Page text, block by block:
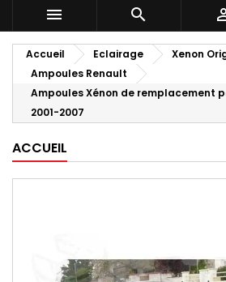
 
Accueil Eclairage Xenon
Ampoules Renault
Ampoules Xénon de remplacement
2001-2007
ACCUEIL